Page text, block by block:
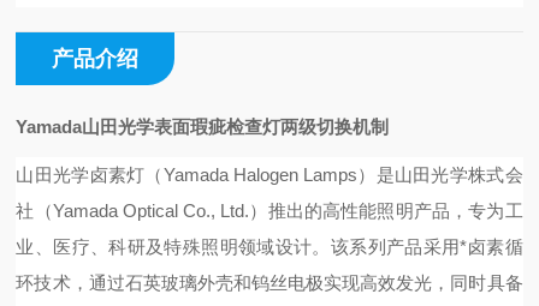
产品介绍
Yamada山田光学表面瑕疵检查灯两级切换机制
山田光学卤素灯（Yamada Halogen Lamps）是山田光学株式会
社（Yamada Optical Co., Ltd.）推出的高性能照明产品，专为工
业、医疗、科研及特殊照明领域设计。该系列产品采用*卤素循
环技术，通过石英玻璃外壳和钨丝电极实现高效发光，同时具备